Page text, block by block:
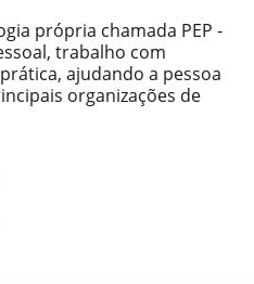
própria chamada PEP -
trabalho com
ajudando a pessoa
organizações de